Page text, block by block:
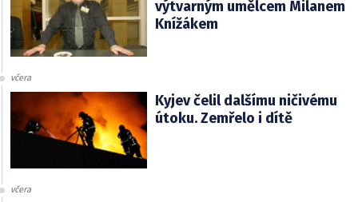
výtvarným umělcem Milanem
Knížákem
včera
Kyjev čelil dalšímu ničivému
útoku. Zemřelo i dítě
včera